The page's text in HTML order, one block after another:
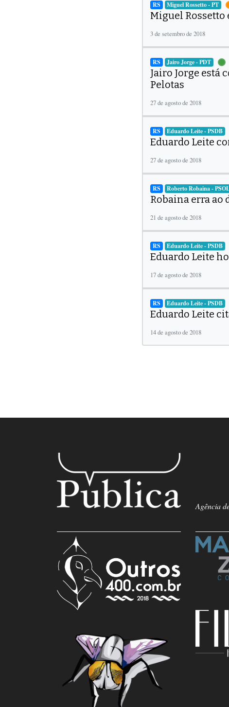
RS Miguel Rossetto - PT
Miguel Rossetto
3 de setembro de 2018
RS Jairo Jorge - PDT
Jairo Jorge está
Pelotas
27 de agosto de 2018
RS Eduardo Leite - PSDB
Eduardo Leite
27 de agosto de 2018
RS Roberto Robaina -
Robaina erra ao
21 de agosto de 2018
RS Eduardo Leite - PSDB
Eduardo Leite
17 de agosto de 2018
RS Eduardo Leite - PSDB
Eduardo Leite
14 de agosto de 2018
Agência